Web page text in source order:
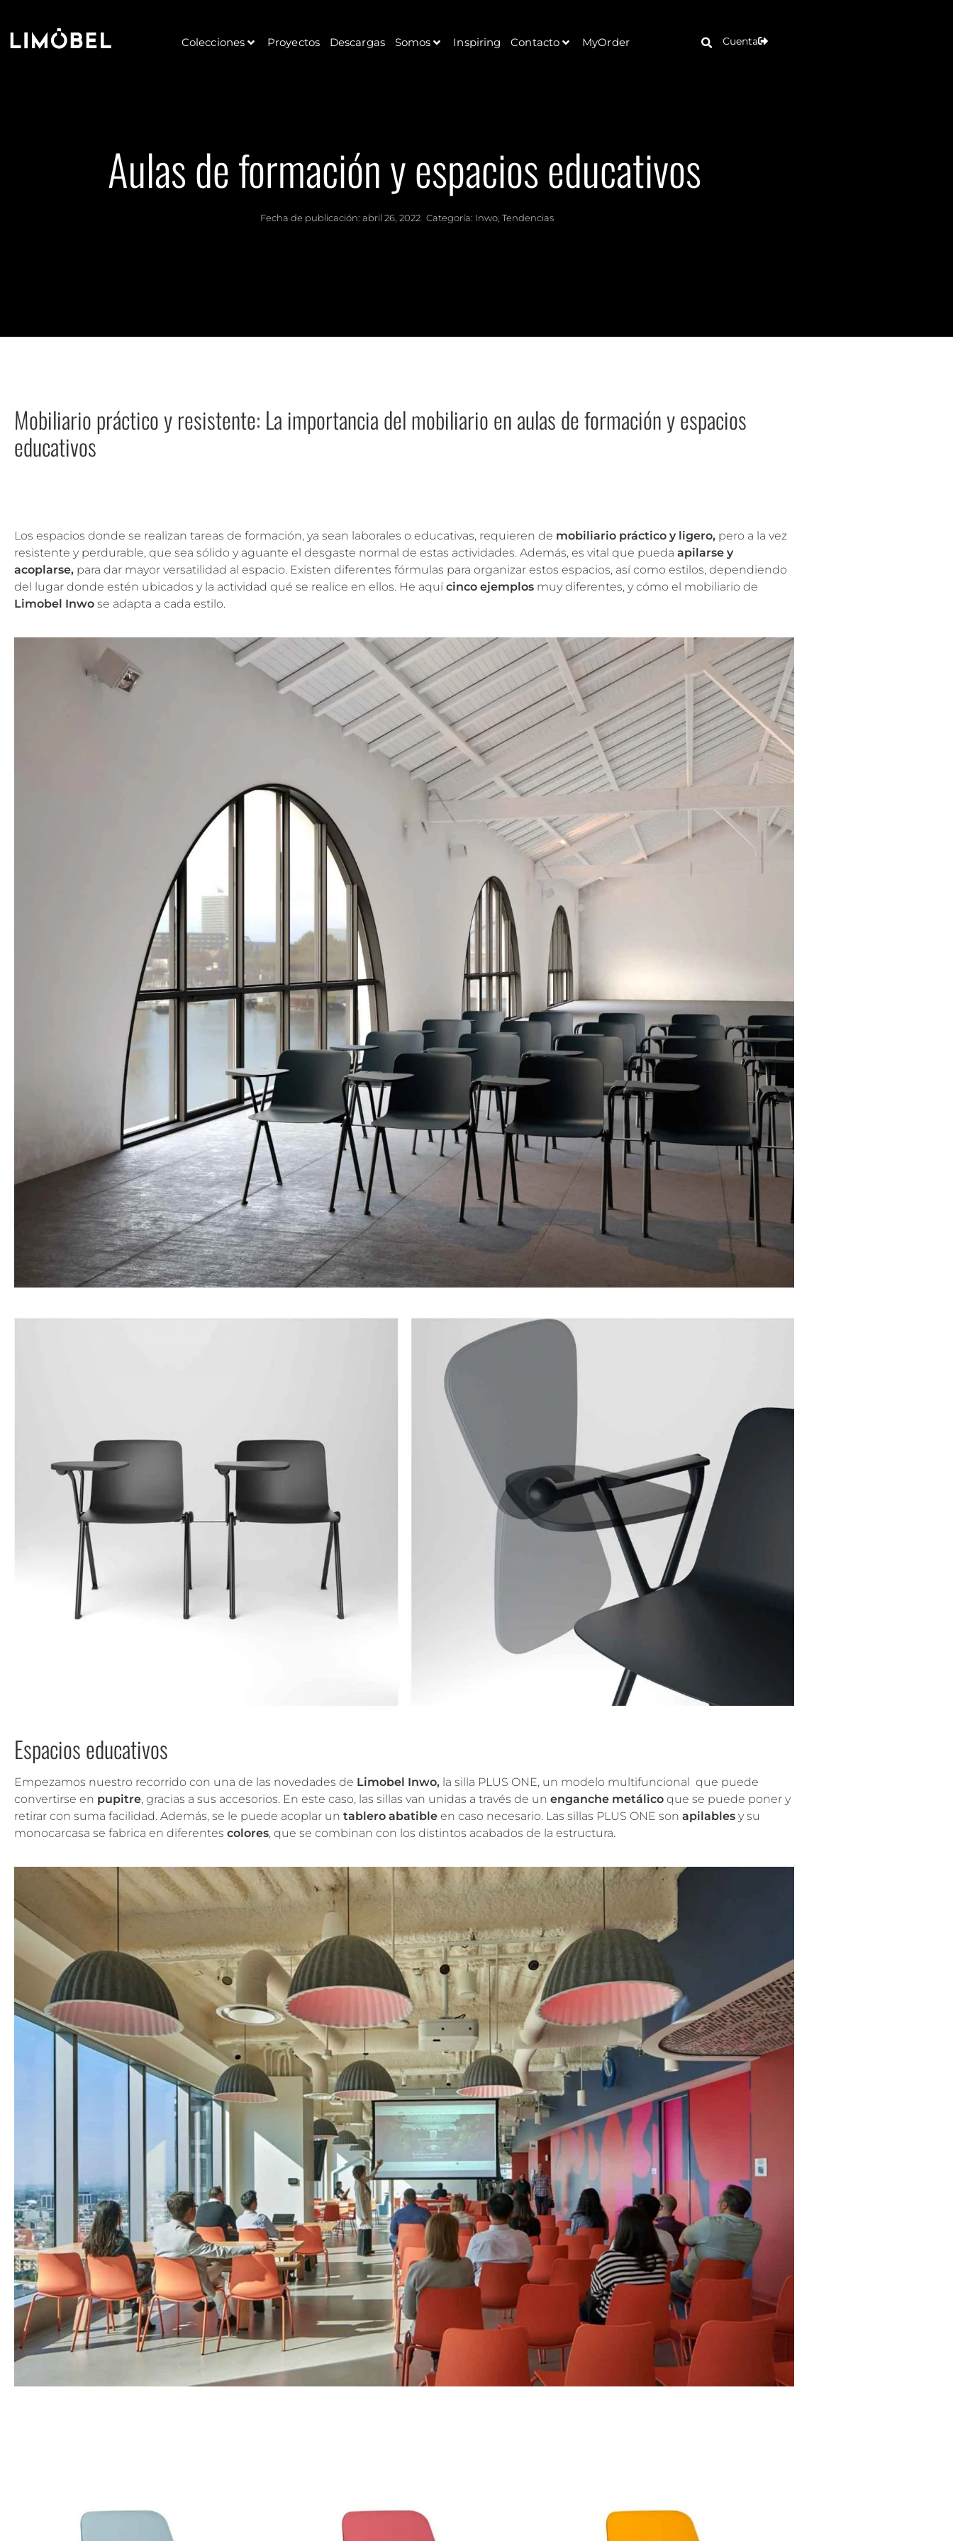
Colecciones Proyectos Descargas Somos Inspiring Contacto MyOrder Cuenta
Aulas de formación y espacios educativos
Fecha de publicación: abril 26, 2022 Categoría: Inwo Tendencias
Mobiliario práctico y resistente: La importancia del mobiliario en aulas de formación y espacios
educativos
Los espacios donde se realizan tareas de formación, ya sean laborales o educativas, requieren de mobiliario práctico y ligero, pero a la vez
resistente y perdurable, que sea sólido y aguante el desgaste normal de estas actividades. Además, es vital que pueda apilarse y
acoplarse, para dar mayor versatilidad al espacio. Existen diferentes fórmulas para organizar estos espacios, así como estilos, dependiendo
del lugar donde estén ubicados y la actividad qué se realice en ellos. He aquícinco ejemplos muy diferentes, y cómo el mobiliario de
Limobel Inwo se adapta a cada estilo.
Espacios educativos
Empezamos nuestro recorrido con una de las novedades de Limobel Inwo, la silla PLUS ONE, un modelo multifuncional que puede
convertirse en pupitre, gracias a sus accesorios. En este caso, las sillas van unidas a través de un enganche metálico que se puede poner y
retirar con suma facilidad. Además, se le puede acoplar un tablero abatible en caso necesario. Las sillas PLUS ONE son apilables y su
monocarcasa se fabrica en diferentes colores, que se combinan con los distintos acabados de la estructura.